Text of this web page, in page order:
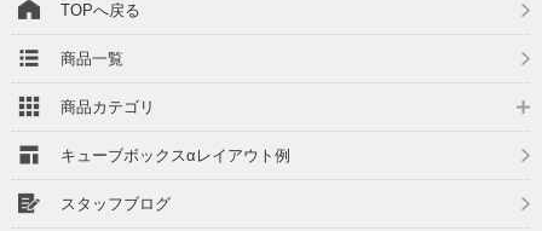
TOPへ戻る
商品一覧
商品カテゴリ
キューブボックスαレイアウト例
スタッフブログ